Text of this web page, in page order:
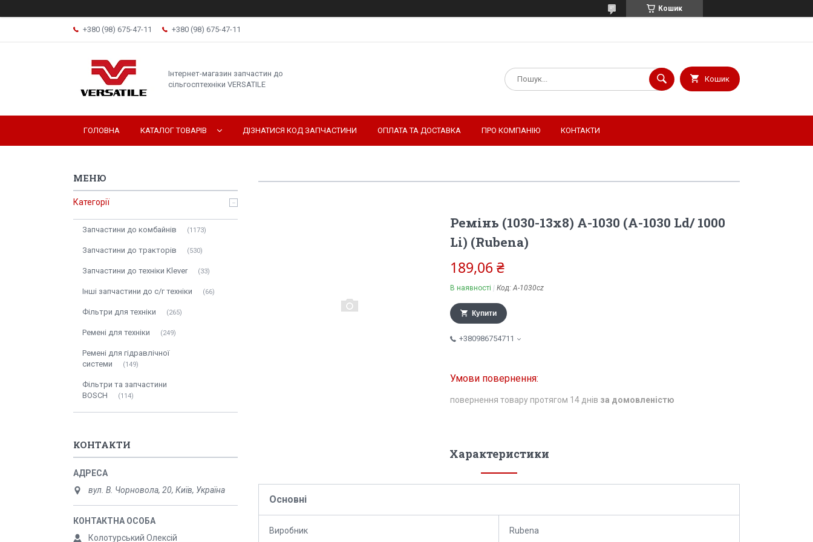
Кошик
+380 (98) 675-47-11 +380 (98) 675-47-11
Інтернет-магазин запчастин до
сільгосптехніки VERSATILE
Кошик
ГОЛОВНА КАТАЛОГ ТОВАРІВ ДІЗНАТИСЯ КОД ЗАПЧАСТИНИ ОПЛАТА ТА ДОСТАВКА ПРО КОМПАНІЮ КОНТАКТИ
Ремінь (1030-13х8) А-1030 (А-1030 Ld/ 1000
Li) (Rubena)
189,06 ₴
В наявності Код:А-1030cz
Купити
+380986754711
повернення товару протягом 14 днів за домовленістю
Характеристики
Основні
Виробник Rubena
Категорії
Запчастини до комбайнів 1173
Запчастини до тракторів 530
Запчастини до техніки Klever 33
Інші запчастини до с/г техніки 66
Фільтри для техніки 265
Ремені для техніки 249
Ремені для гідравлічної
системи
149
Фільтри та запчастини
BOSCH
114
КОНТАКТИ
вул. В. Чорновола, 20, Київ, Україна
Колотурський Олексій